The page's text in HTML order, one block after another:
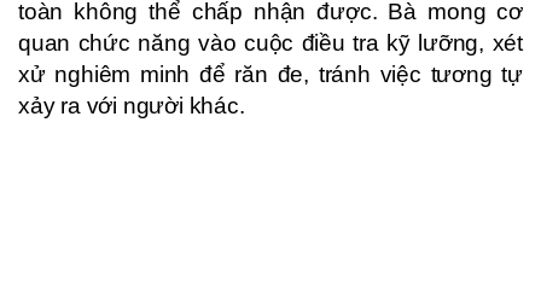
toàn không thể chấp nhận được. Bà mong cơ
quan chức năng vào cuộc điều tra kỹ lưỡng, xét
xử nghiêm minh để răn đe, tránh việc tương tự
xảy ra với người khác.